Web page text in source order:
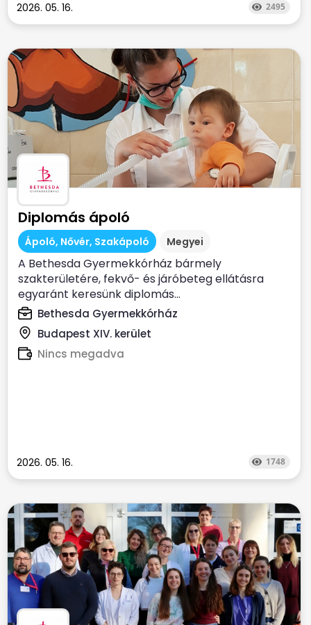
2026. 05. 16. 2495
Diplomás ápoló
Ápoló, Nővér, Szakápoló Megyei
A Bethesda Gyermekkórház bármely
szakterületére, fekvő- és járóbeteg ellátásra
egyaránt keresünk diplomás...
Bethesda Gyermekkórház
Budapest XIV. kerület
Nincs megadva
2026. 05. 16. 1748